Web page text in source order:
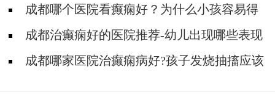
注意什么?
成都哪个医院看癫痫好？为什么小孩容易得
癫痫?成都治癫痫好的医院推荐-幼儿出现哪些表现
可能是癫痫？
成都哪家医院治癫痫病好?孩子发烧抽搐应该